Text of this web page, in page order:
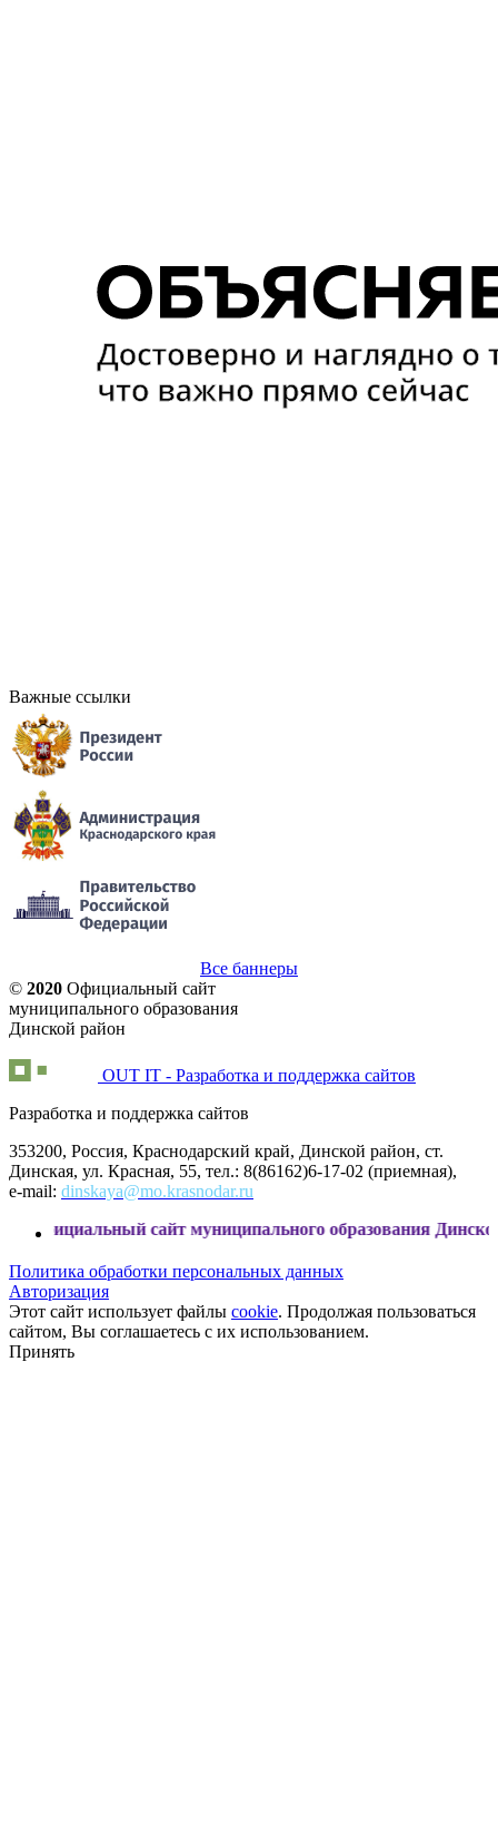
Важные ссылки
Все баннеры
© 2020 Официальный сайт
муниципального образования
Динской район
OUT IT - Разработка и поддержка сайтов
Разработка и поддержка сайтов
353200, Россия, Краснодарский край, Динской район, ст.
Динская, ул. Красная, 55, тел.: 8(86162)6-17-02 (приемная),
e-mail: dinskaya@mo.krasnodar.ru
сайт муниципального образования Динской район
Политика обработки персональных данных
Авторизация
Этот сайт использует файлы cookie. Продолжая пользоваться
сайтом, Вы соглашаетесь с их использованием.
Принять